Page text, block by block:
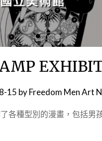
15 byFreedom Men Art
各種型別的漫畫，包括男